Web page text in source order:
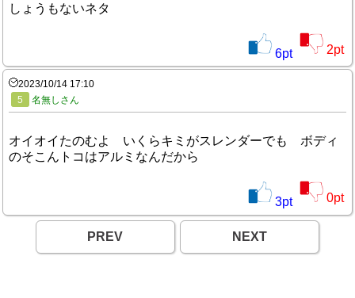
しょうもないネタ
6pt 2pt
2023/10/14 17:10
5
名無しさん
オイオイたのむよ いくらキミがスレンダーでも ボディ
のそこんトコはアルミなんだから
3pt 0pt
PREV NEXT